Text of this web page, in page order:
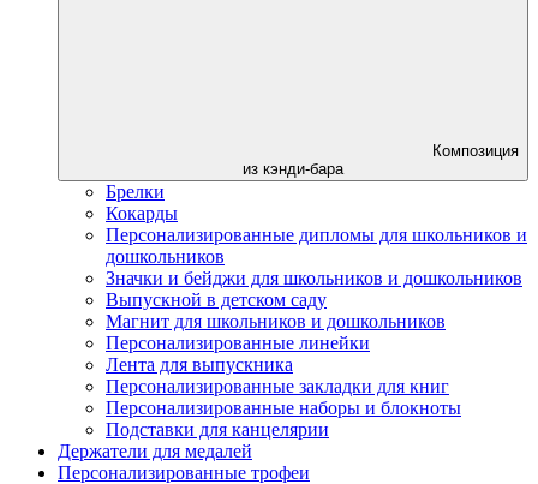
Композиция
из кэнди-бара
Брелки
Кокарды
Персонализированные дипломы для школьников и
дошкольников
Значки и бейджи для школьников и дошкольников
Выпускной в детском саду
Магнит для школьников и дошкольников
Персонализированные линейки
Лента для выпускника
Персонализированные закладки для книг
Персонализированные наборы и блокноты
Подставки для канцелярии
Держатели для медалей
Персонализированные трофеи